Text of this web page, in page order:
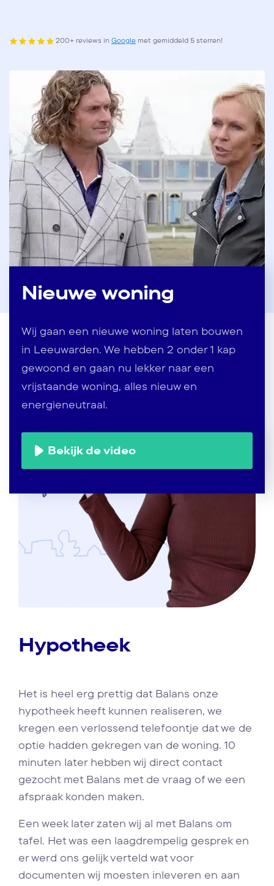
Nieuwe woning
Wij gaan een nieuwe woning laten bouwen
in Leeuwarden. We hebben 2 onder 1 kap
gewoond en gaan nu lekker naar een
vrijstaande woning, alles nieuw en
energieneutraal.
Bekijk de video
200+ reviews inGoogle met gemiddeld 5 sterren!
Hypotheek
Het is heel erg prettig dat Balans onze
hypotheek heeft kunnen realiseren, we
kregen een verlossend telefoontje dat we de
optie hadden gekregen van de woning. 10
minuten later hebben wij direct contact
gezocht met Balans met de vraag of we een
afspraak konden maken.
Een week later zaten wij al met Balans om
tafel. Het was een laagdrempelig gesprek en
er werd ons gelijk verteld wat voor
documenten wij moesten inleveren en aan